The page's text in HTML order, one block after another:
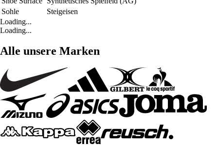
Sohle
Steigeisen
Loading...
Loading...
Alle unsere Marken